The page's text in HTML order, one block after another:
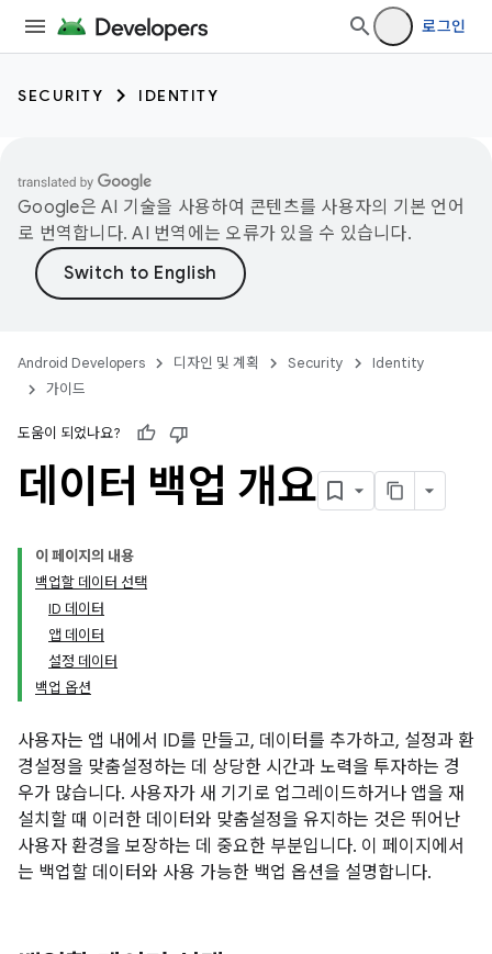
로그인
SECURITY IDENTITY
Google은 AI 기술을 사용하여 콘텐츠를 사용자의 기본 언어
로 번역합니다. AI 번역에는 오류가 있을 수 있습니다.
Android Developers 디자인 및 계획 Security
Identity
가이드
도움이 되었나요?
데이터 백업 개요
이 페이지의 내용
백업할 데이터 선택
ID 데이터
앱 데이터
설정 데이터
백업 옵션
사용자는 앱 내에서 ID를 만들고, 데이터를 추가하고, 설정과 환
경설정을 맞춤설정하는 데 상당한 시간과 노력을 투자하는 경
우가 많습니다. 사용자가 새 기기로 업그레이드하거나 앱을 재
설치할 때 이러한 데이터와 맞춤설정을 유지하는 것은 뛰어난
사용자 환경을 보장하는 데 중요한 부분입니다. 이 페이지에서
는 백업할 데이터와 사용 가능한 백업 옵션을 설명합니다.